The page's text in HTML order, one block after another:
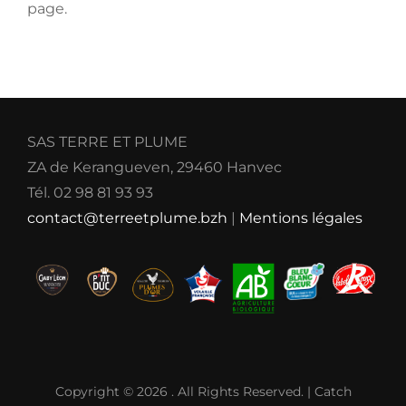
page.
SAS TERRE ET PLUME
ZA de Kerangueven, 29460 Hanvec
Tél. 02 98 81 93 93
contact@terreetplume.bzh | Mentions légales
Copyright © 2026 . All Rights Reserved. | Catch